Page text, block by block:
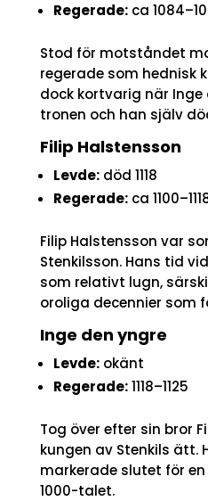
Regerade:ca
Stod för motståndet
regerade som hednisk
dock kortvarig när
tronen och han själv
Filip Halstensson
Levde:död 1118
Regerade:ca
Filip Halstensson var
Stenkilsson. Hans tid
som relativt lugn,
oroliga decennier som
Inge den yngre
Levde:okänt
Regerade:1118–1125
Tog över efter sin bror
kungen av Stenkils ätt.
markerade slutet för
1000-talet.